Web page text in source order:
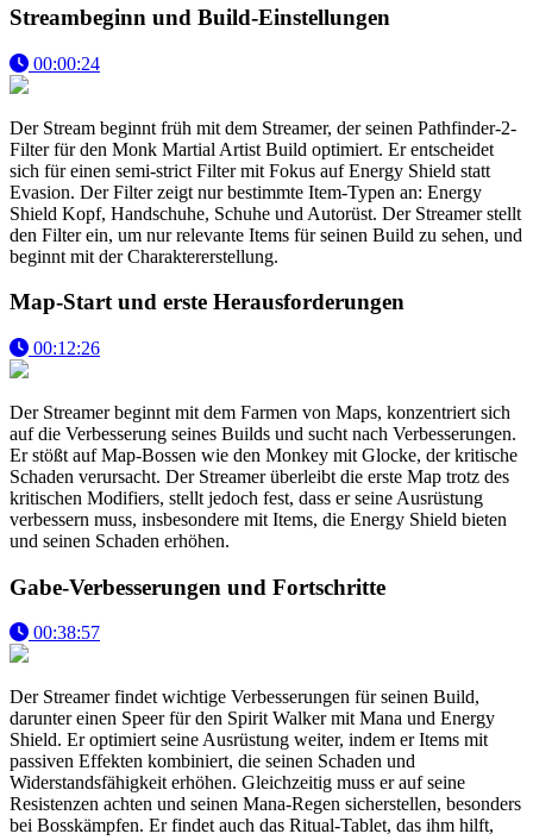
Streambeginn und Build-Einstellungen
00:00:24
Der Stream beginnt früh mit dem Streamer, der seinen Pathfinder-2-
Filter für den Monk Martial Artist Build optimiert. Er entscheidet
sich für einen semi-strict Filter mit Fokus auf Energy Shield statt
Evasion. Der Filter zeigt nur bestimmte Item-Typen an: Energy
Shield Kopf, Handschuhe, Schuhe und Autorüst. Der Streamer stellt
den Filter ein, um nur relevante Items für seinen Build zu sehen, und
beginnt mit der Charaktererstellung.
Map-Start und erste Herausforderungen
00:12:26
Der Streamer beginnt mit dem Farmen von Maps, konzentriert sich
auf die Verbesserung seines Builds und sucht nach Verbesserungen.
Er stößt auf Map-Bossen wie den Monkey mit Glocke, der kritische
Schaden verursacht. Der Streamer überleibt die erste Map trotz des
kritischen Modifiers, stellt jedoch fest, dass er seine Ausrüstung
verbessern muss, insbesondere mit Items, die Energy Shield bieten
und seinen Schaden erhöhen.
Gabe-Verbesserungen und Fortschritte
00:38:57
Der Streamer findet wichtige Verbesserungen für seinen Build,
darunter einen Speer für den Spirit Walker mit Mana und Energy
Shield. Er optimiert seine Ausrüstung weiter, indem er Items mit
passiven Effekten kombiniert, die seinen Schaden und
Widerstandsfähigkeit erhöhen. Gleichzeitig muss er auf seine
Resistenzen achten und seinen Mana-Regen sicherstellen, besonders
bei Bosskämpfen. Er findet auch das Ritual-Tablet, das ihm hilft,